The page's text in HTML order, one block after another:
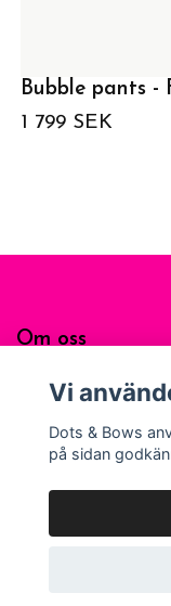
Bubble pants -
1 799 SEK
Om oss
Sociala medier
©
Vi
Dots & Bows
på sidan